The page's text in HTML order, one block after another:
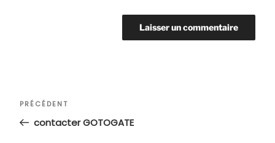
Navigation
l’article
Article
précédent
PRÉCÉDENT
contacter GOTOGATE